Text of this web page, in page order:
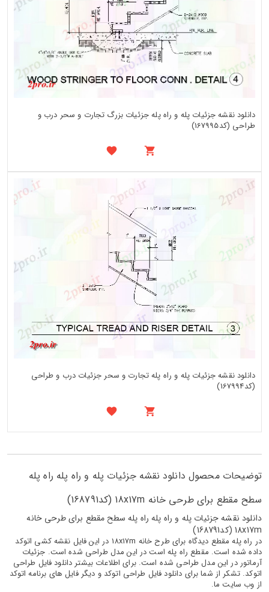
دانلود نقشه جزئیات پله و راه پله جزئیات بزرگ تجارت و سحر درب و
طراحی (کد167995)
دانلود نقشه جزئیات پله و راه پله تجارت و سحر جزئیات درب و طراحی
(کد167994)
توضیحات محصول دانلود نقشه جزئیات پله و راه پله راه پله
سطح مقطع برای طرحی خانه 18x17m (کد168791)
دانلود نقشه جزئیات پله و راه پله راه پله سطح مقطع برای طرحی خانه
18x17m (کد168791)
در راه پله مقطع دیدگاه برای طرح خانه 18x17m در این فایل نقشه کشی اتوکد
داده شده است. مقطع راه پله است در این مدل طراحی شده است. جزئیات
آرماتور در این مدل طراحی شده است. برای اطلاعات بیشتر دانلود فایل طراحی
اتوکد. تشکر از شما برای دانلود فایل طراحی اتوکد و دیگر فایل های برنامه اتوکد
از وب سایت ما.